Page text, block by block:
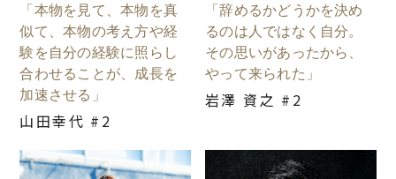
「本物を見て、本物を真
似て、本物の考え方や経
験を自分の経験に照らし
合わせることが、成長を
加速させる」
山田幸代 #2
「辞めるかどうかを決め
るのは人ではなく自分。
その思いがあったから、
やって来られた」
岩澤 資之 #2